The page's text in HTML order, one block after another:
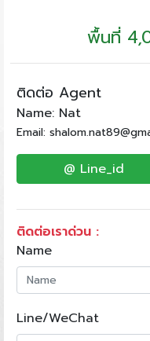
พื้นที่
ติดต่อ Agent
Name: Nat
Email:
@ Line_id
ติดต่อเราด่วน :
Name
Line/WeChat